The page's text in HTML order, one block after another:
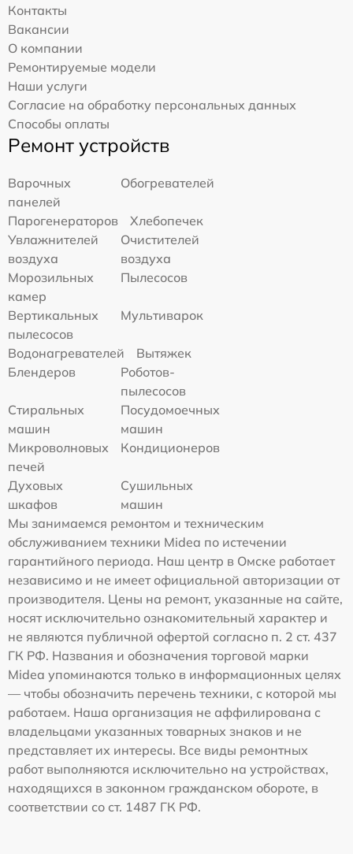
Контакты
Вакансии
О компании
Ремонтируемые модели
Наши услуги
Согласие на обработку персональных данных
Способы оплаты
Ремонт устройств
Варочных
панелей
Обогревателей
Парогенераторов
Хлебопечек
Увлажнителей
воздуха
Очистителей
воздуха
Морозильных
камер
Пылесосов
Вертикальных
пылесосов
Мультиварок
Водонагревателей
Вытяжек
Блендеров
Роботов-
пылесосов
Стиральных
машин
Посудомоечных
машин
Микроволновых
печей
Кондиционеров
Духовых
шкафов
Сушильных
машин
Мы занимаемся ремонтом и техническим
обслуживанием техники Midea по истечении
гарантийного периода. Наш центр в Омске работает
независимо и не имеет официальной авторизации от
производителя. Цены на ремонт, указанные на сайте,
носят исключительно ознакомительный характер и
не являются публичной офертой согласно п. 2 ст. 437
ГК РФ. Названия и обозначения торговой марки
Midea упоминаются только в информационных целях
— чтобы обозначить перечень техники, с которой мы
работаем. Наша организация не аффилирована с
владельцами указанных товарных знаков и не
представляет их интересы. Все виды ремонтных
работ выполняются исключительно на устройствах,
находящихся в законном гражданском обороте, в
соответствии со ст. 1487 ГК РФ.